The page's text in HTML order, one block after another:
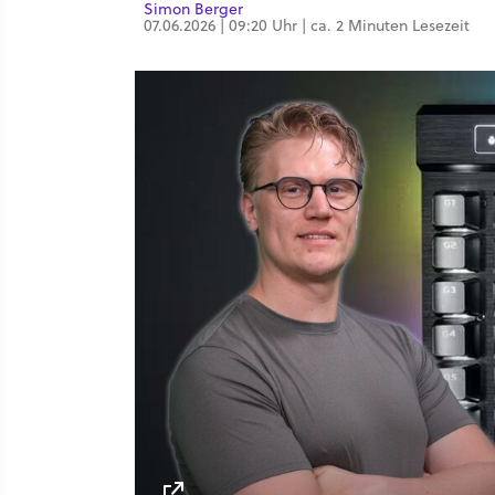
Simon Berger
07.06.2026 | 09:20 Uhr | ca. 2 Minuten Lesezeit